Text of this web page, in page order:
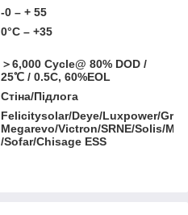
-0 – + 55
0°C – +35
＞6,000 Cycle@ 80% DOD /
25℃ / 0.5C, 60%EOL
Стіна/Підлога
Felicitysolar/Deye/Luxpower/
Megarevo/Victron/SRNE/Solis/
/Sofar/Chisage ESS